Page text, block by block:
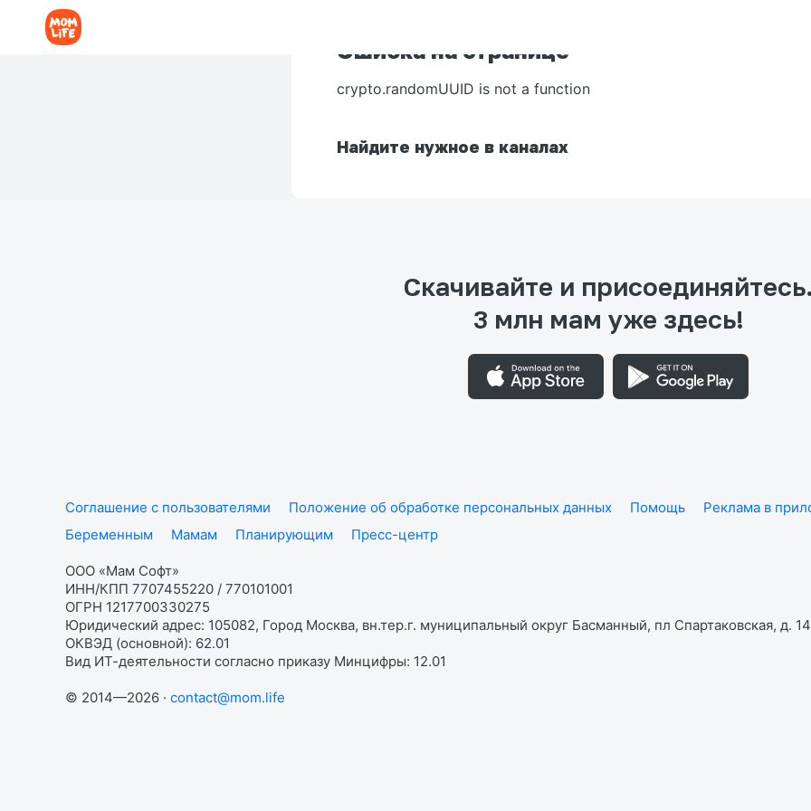
Ошибка на странице
crypto.randomUUID is not a function
Найдите нужное в каналах
Скачивайте и присоединяйтесь.
3 млн мам уже здесь!
Соглашение с пользователями Положение об обработке персональных данных Помощь Реклама в
Беременным
Мамам Планирующим Пресс-центр
ООО «Мам Софт»
ИНН/КПП 7707455220 / 770101001
ОГРН 1217700330275
Юридический адрес: 105082, Город Москва, вн.тер.г. муниципальный округ Басманный, пл Спартаковская, д.
ОКВЭД (основной): 62.01
Вид ИТ-деятельности согласно приказу Минцифры: 12.01
© 2014—2026 · contact@mom.life